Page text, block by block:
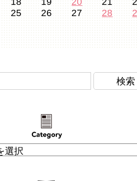
25 26 27 28